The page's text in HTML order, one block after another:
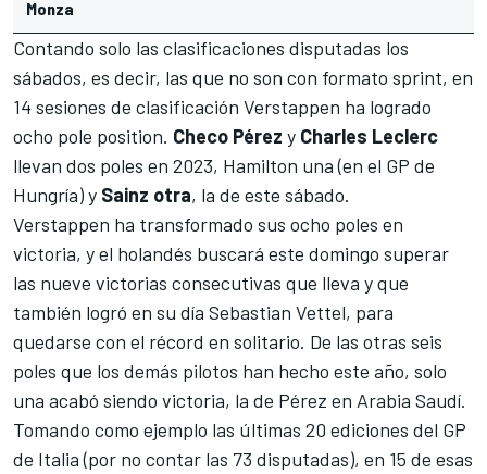
Monza
Contando solo las clasificaciones disputadas los
sábados, es decir, las que no son con formato sprint, en
14 sesiones de clasificación Verstappen ha logrado
ocho pole position. Checo Pérez y Charles Leclerc
llevan dos poles en 2023, Hamilton una (en el GP de
Hungría)y Sainz otra, la de este sábado.
Verstappen ha transformado sus ocho poles en
victoria, y el holandés buscará este domingo superar
las nueve victorias consecutivas que lleva y que
también logró en su día Sebastian Vettel, para
quedarse con el récord en solitario. De las otras seis
poles que los demás pilotos han hecho este año, solo
una acabó siendo victoria, la de Pérez en Arabia Saudí.
Tomando como ejemplo las últimas 20 ediciones del GP
de Italia (por no contar las 73 disputadas), en 15 de esas